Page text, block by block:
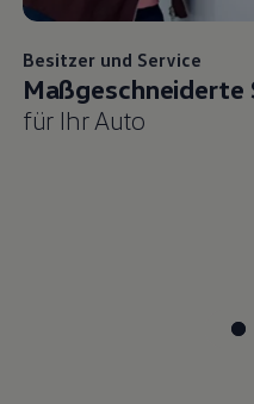
Besitzer und Service
Maßgeschneiderte
für Ihr Auto